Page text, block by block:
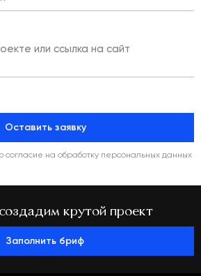
Оставить заявку
согласие на обработку персональных данных
крутой проект
Заполнить бриф